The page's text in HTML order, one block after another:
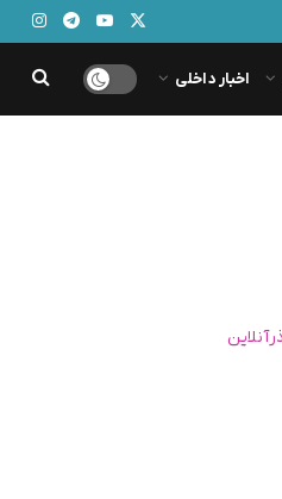
اخبار داخلی